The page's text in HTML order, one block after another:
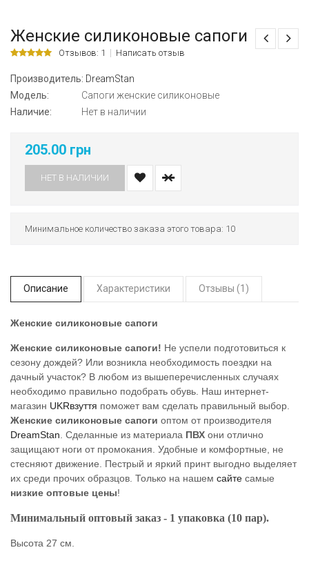
Женские силиконовые сапоги
Отзывов: 1 Написать отзыв
Производитель: DreamStan
Модель:
Cапоги женские силиконовые
Наличие:
Нет в наличии
205.00 грн
НЕТ В НАЛИЧИИ
Минимальное количество заказа этого товара: 10
Описание Характеристики Отзывы (1)
Женские силиконовые сапоги
Женские силиконовые сапоги! Не успели подготовиться к
сезону дождей? Или возникла необходимость поездки на
дачный участок? В любом из вышеперечисленных случаях
необходимо правильно подобрать обувь. Наш интернет-
магазин UKRвзуття поможет вам сделать правильный выбор.
Женские силиконовые сапоги оптом от производителя
DreamStan . Сделанные из материала ПВХ они отлично
защищают ноги от промокания. Удобные и комфортные, не
стесняют движение. Пестрый и яркий принт выгодно выделяет
их среди прочих образцов. Только на нашем сайте самые
низкие оптовые цены!
Минимальный оптовый заказ - 1 упаковка (10 пар).
Высота 27 см.